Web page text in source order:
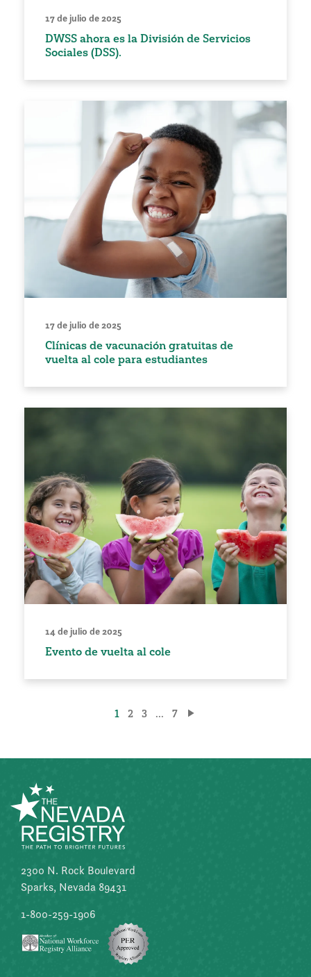
17 de julio de 2025
DWSS ahora es la División de Servicios
Sociales (DSS).
17 de julio de 2025
Clínicas de vacunación gratuitas de
vuelta al cole para estudiantes
14 de julio de 2025
Evento de vuelta al cole
entradas
1 2 3 ... 7
2300 N. Rock Boulevard
Sparks, Nevada 89431
1-800-259-1906